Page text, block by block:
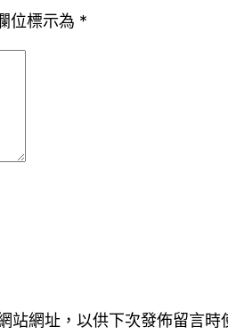
位標示為 *
站網址，以供下次發佈留言時